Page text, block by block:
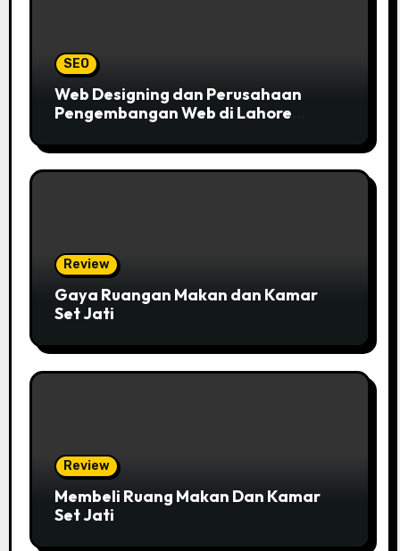
SEO
Web Designing dan Perusahaan
Pengembangan Web di Lahore
Review
Gaya Ruangan Makan dan Kamar
Set Jati
Review
Membeli Ruang Makan Dan Kamar
Set Jati